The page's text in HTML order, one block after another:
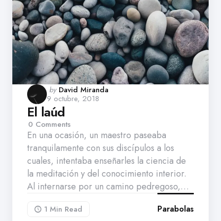
Posted
by
by David Miranda
9 octubre, 2018
El laúd
0 Comments
En una ocasión, un maestro paseaba
tranquilamente con sus discípulos a los
cuales, intentaba enseñarles la ciencia de
la meditación y del conocimiento interior.
Al internarse por un camino pedregoso,…
1 Min Read Parabolas